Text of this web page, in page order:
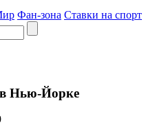
Фан-зона Ставки на спорт
Нью-Йорке